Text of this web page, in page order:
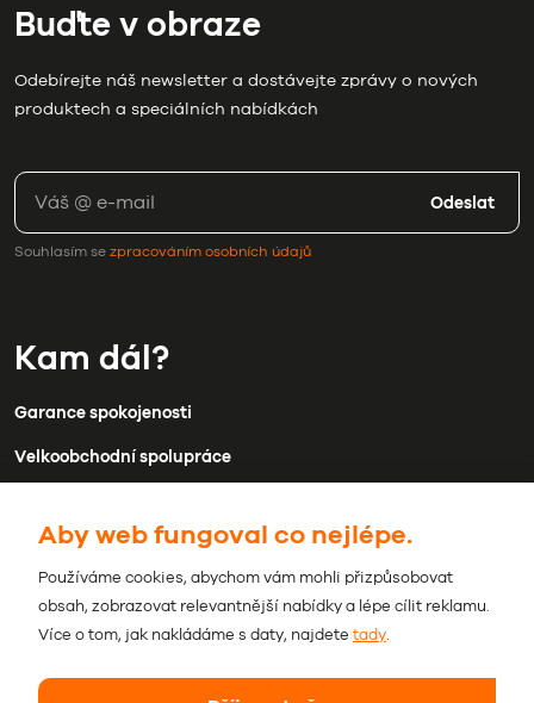
Buďte v obraze
Odebírejte náš newsletter a dostávejte zprávy o nových
produktech a speciálních nabídkách
Odeslat
Souhlasím sezpracováním osobních údajů
Kam dál?
Garance spokojenosti
Velkoobchodní spolupráce
Kontakty
Obchodní podmínky
Ochrana osobních údajů
Aby web fungoval co nejlépe.
Používáme cookies, abychom vám mohli přizpůsobovat
obsah, zobrazovat relevantnější nabídky a lépe cílit reklamu.
Více o tom, jak nakládáme s daty, najdete tady.